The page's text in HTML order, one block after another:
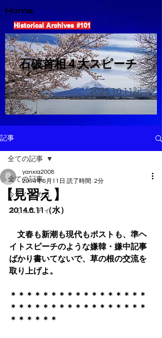
Home
Historical Archives #101
​石破首相４大スピーチ
2025.10.11記
記事
全ての記事
今すぐ始める
コミュニティ
全ての記事
【見習え】
yanxia2008
2014年6月11日 読了時間: 2分
2014.6.11（水）
文春も新潮も現代もポストも、準ヘ
イトスピーチのような嫌韓・嫌中記事
ばかり書いてないで、草の根の交流を
取り上げよ。
​＊＊＊＊＊＊＊＊＊＊＊＊＊＊＊＊＊
＊＊＊＊＊＊＊＊＊＊＊＊＊＊＊＊＊
＊＊＊＊＊＊